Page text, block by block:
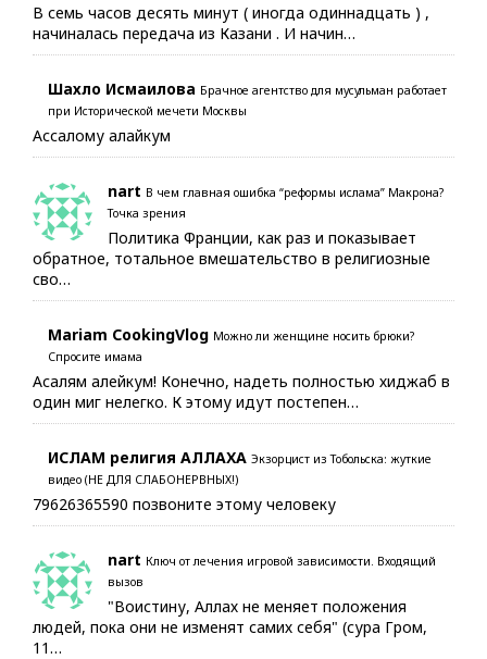
В семь часов десять минут ( иногда одиннадцать ) ,
начиналась передача из Казани . И начин…
Шахло Исмаилова Брачное агентство для мусульман работает
при Исторической мечети Москвы
Ассалому алайкум
nart В чем главная ошибка “реформы ислама” Макрона?
Точка зрения
Политика Франции, как раз и показывает
обратное, тотальное вмешательство в религиозные
сво…
Mariam CookingVlog Можно ли женщине носить брюки?
Спросите имама
Асалям алейкум! Конечно, надеть полностью хиджаб в
один миг нелегко. К этому идут постепен…
ИСЛАМ религия АЛЛАХА Экзорцист из Тобольска: жуткие
видео (НЕ ДЛЯ СЛАБОНЕРВНЫХ!)
79626365590 позвоните этому человеку
nart Ключ от лечения игровой зависимости. Входящий
вызов
"Воистину, Аллах не меняет положения
людей, пока они не изменят самих себя" (сура Гром,
11…